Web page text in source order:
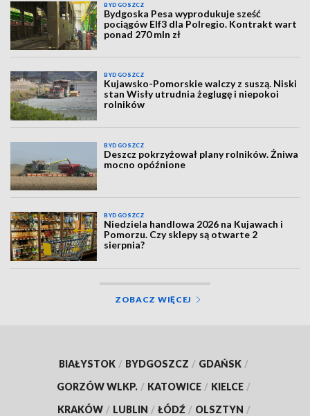
BYDGOSZCZ
Bydgoska Pesa wyprodukuje sześć
pociągów Elf3 dla Polregio. Kontrakt wart
ponad 270 mln zł
BYDGOSZCZ
Kujawsko-Pomorskie walczy z suszą. Niski
stan Wisły utrudnia żeglugę i niepokoi
rolników
BYDGOSZCZ
Deszcz pokrzyżował plany rolników. Żniwa
mocno opóźnione
BYDGOSZCZ
Niedziela handlowa 2026 na Kujawach i
Pomorzu. Czy sklepy są otwarte 2
sierpnia?
ZOBACZ WIĘCEJ
BIAŁYSTOK / BYDGOSZCZ / GDAŃSK /
GORZÓW WLKP. / KATOWICE / KIELCE /
KRAKÓW / LUBLIN / ŁÓDŹ / OLSZTYN /